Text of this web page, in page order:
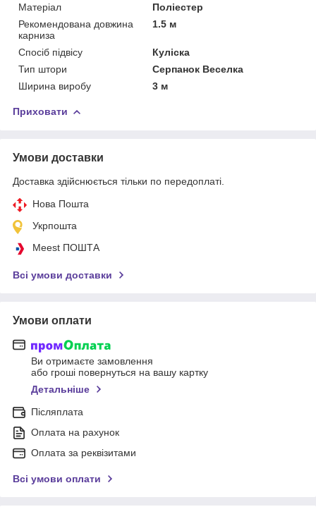
Матеріал
Поліестер
Рекомендована довжина
карниза
1.5 м
Спосіб підвісу
Куліска
Тип штори
Серпанок Веселка
Ширина виробу
3 м
Приховати
Умови доставки
Доставка здійснюється тільки по передоплаті.
Нова Пошта
Укрпошта
Meest ПОШТА
Всі умови доставки
Умови оплати
Ви отримаєте замовлення
або гроші повернуться на вашу картку
Детальніше
Післяплата
Оплата на рахунок
Оплата за реквізитами
Всі умови оплати